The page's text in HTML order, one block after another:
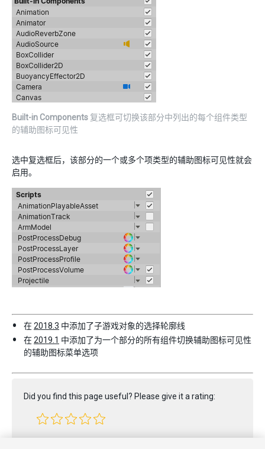
Built-in Components 复选框可切换该部分中列出的每个组件类型
的辅助图标可见性
选中复选框后，该部分的一个或多个项类型的辅助图标可见性就会
启用。
在2018.3 中添加了子游戏对象的选择轮廓线
在2019.1 中添加了为一个部分的所有组件切换辅助图标可见性
的辅助图标菜单选项
Did you find this page useful? Please give it a rating: